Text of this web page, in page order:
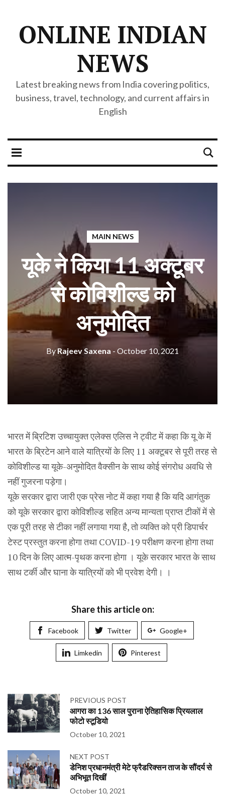
ONLINE INDIAN
NEWS
Latest breaking news from India covering politics,
business, travel, technology, and current affairs in
English
MAIN NEWS
यूके ने किया 11 अक्टूबर
से कोविशील्ड को
अनुमोदित
ByRajeev Saxena - October 10, 2021
भारत में ब्रिटिश उच्चायुक्त एलेक्स एलिस ने ट्वीट में कहा कि यू के में
भारत के ब्रिटेन आने वाले यात्रियों के लिए 11 अक्टूबर से पूरी तरह से
कोविशील्ड या यूके-अनुमोदित वैक्सीन के साथ कोई संगरोध अवधि से
नहीं गुजरना पड़ेगा।
यूके सरकार द्वारा जारी एक प्रेस नोट में कहा गया है कि यदि आगंतुक
को यूके सरकार द्वारा कोविशील्ड सहित अन्य मान्यता प्राप्त टीकों में से
एक पूरी तरह से टीका नहीं लगाया गया है, तो व्यक्ति को प्री डिपार्चर
टेस्ट प्रस्तुत करना होगा तथा COVID-19 परीक्षण करना होगा तथा
10 दिन के लिए आत्म-पृथक करना होगा । यूके सरकार भारत के साथ
साथ टर्की और घाना के यात्रियों को भी प्रवेश देगी। ।
Share this article on:
Facebook Twitter Google+
Limkedin Pinterest
PREVIOUS POST
आगरा का 136 साल पुराना ऐतिहासिक प्रियलाल
फोटो स्टूडियो
October 10, 2021
NEXT POST
डेनिश प्रधानमंत्री मेटे फ्रैडरिक्सन ताज के सौंदर्य से
अभिभूत दिखीं
October 10, 2021